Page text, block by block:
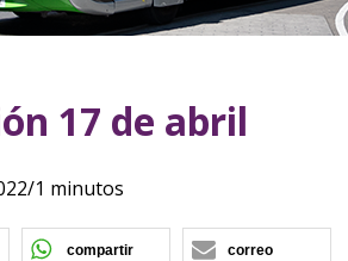
17 de abril
/1 minutos
abre en nueva ventana)
compartir (se abre en nueva
correo